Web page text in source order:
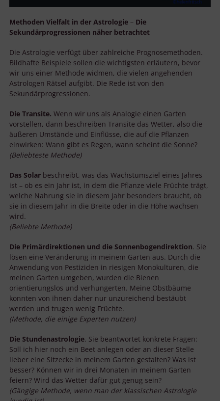
Methoden Vielfalt in der Astrologie – Die
Sekundärprogressionen näher betrachtet
Die Astrologie verfügt über zahlreiche Prognosemethoden.
Bildhafte Beispiele sollen die wichtigsten erläutern, bevor
wir uns einer Methode widmen, die vielen angehenden
Astrologen Rätsel aufgibt. Die Rede ist von den
Sekundärprogressionen.
Die Transite. Wenn wir uns als Analogie einen Garten
vorstellen, dann beschreiben Transite das Wetter, also die
äußeren Umstände und Einflüsse, die auf die Pflanzen
einwirken: Wann gibt es Regen, wann scheint die Sonne?
(Beliebteste Methode)
Das Solar beschreibt, was das Wachstumsziel eines Jahres
ist – ob es ein Jahr ist, in dem die Pflanze viele Früchte trägt,
welche Nahrung sie in diesem Jahr besonders braucht, ob
sie in diesem Jahr in die Breite oder in die Höhe wachsen
wird.
(Beliebte Methode)
Die Primärdirektionen und die Sonnenbogendirektion. Sie
lösen eine Veränderung in meinem Garten aus. Durch die
Anwendung von Pestiziden in riesigen Monokulturen, die
meinen Garten umgeben, wurden die Bienen
orientierungslos und verhungerten. Meine Obstbäume
konnten von ihnen daher nur unzureichend bestäubt
werden und trugen wenig Früchte.
(Methode, die einige Experten nutzen)
Die Stundenastrologie. Sie beantwortet konkrete Fragen:
Soll ich hier noch ein Beet anlegen oder an dieser Stelle
lieber eine Sitzecke in meinem Garten gestalten? Was ist
besser? Können wir in drei Monaten in meinem Garten
feiern? Wird das Wetter dafür gut genug sein?
(Gängige Methode, wenn man der klassischen Astrologie